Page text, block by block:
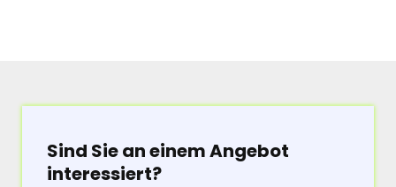
Sind Sie an einem Angebot
interessiert?